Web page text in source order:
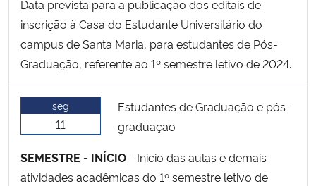
Data prevista para a publicação dos editais de
inscrição à Casa do Estudante Universitário do
campus de Santa Maria, para estudantes de Pós-
Graduação, referente ao 1º semestre letivo de 2024.
seg
11
Estudantes de Graduação e pós-
graduação
SEMESTRE - INÍCIO - Início das aulas e demais
atividades acadêmicas do 1º semestre letivo de